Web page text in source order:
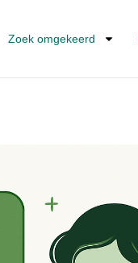
Zoek omgekeerd